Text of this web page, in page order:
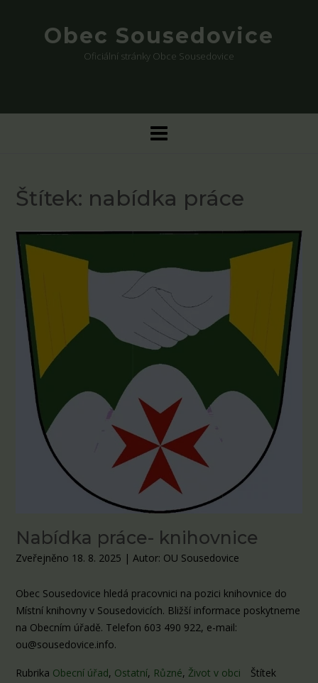
Obec Sousedovice
Oficiální stránky Obce Sousedovice
Štítek: nabídka práce
Nabídka práce- knihovnice
Zveřejněno 18. 8. 2025 | Autor: OU Sousedovice
Obec Sousedovice hledá pracovnici na pozici knihovnice do
Místní knihovny v Sousedovicích. Bližší informace poskytneme
na Obecním úřadě. Telefon 603 490 922, e-mail:
ou@sousedovice.info.
Rubrika Obecní úřad, Ostatní, Různé, Život v obci
Štítek